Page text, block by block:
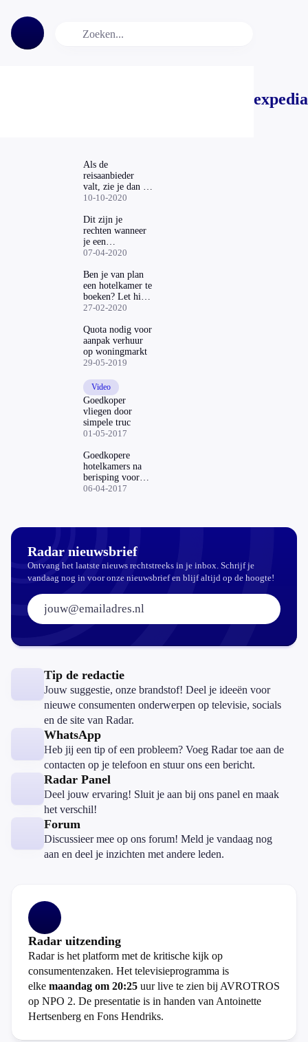
expedia
Als de
reisaanbieder
valt, zie je dan je
geld nog terug?
10-10-2020
Dit zijn je
rechten wanneer
je een
hotelovernachting
Booking.com en
Expedia
07-04-2020
Ben je van plan
een hotelkamer te
boeken? Let hier
dan op
27-02-2020
Quota nodig voor
aanpak verhuur
op woningmarkt
29-05-2019
Video
Goedkoper
vliegen door
simpele truc
01-05-2017
Goedkopere
hotelkamers na
berisping voor
Booking.com en
06-04-2017
Radar nieuwsbrief
Ontvang het laatste nieuws rechtstreeks in je inbox. Schrijf je
vandaag nog in voor onze nieuwsbrief en blijf altijd op de hoogte!
E-mailadres:
Tip de redactie
Jouw suggestie, onze brandstof! Deel je ideeën voor
nieuwe consumenten onderwerpen op televisie, socials
en de site van Radar.
WhatsApp
Heb jij een tip of een probleem? Voeg Radar toe aan de
contacten op je telefoon en stuur ons een bericht.
Radar Panel
Deel jouw ervaring! Sluit je aan bij ons panel en maak
het verschil!
Forum
Discussieer mee op ons forum! Meld je vandaag nog
aan en deel je inzichten met andere leden.
Radar uitzending
Radar is het platform met de kritische kijk op
consumentenzaken. Het televisieprogramma is
elke maandag om 20:25 uur live te zien bij AVROTROS
op NPO 2. De presentatie is in handen van Antoinette
Hertsenberg en Fons Hendriks.